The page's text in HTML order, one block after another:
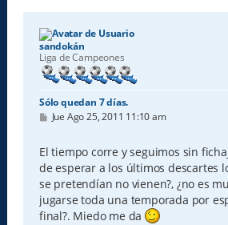
sandokán
Liga de Campeones
Sólo quedan 7 días.
M
s
a
j
e
Jue Ago 25, 2011 11:10 am
El tiempo corre y seguimos sin
de esperar a los últimos descartes
se pretendían no vienen?, ¿no es
jugarse toda una temporada por
final?. Miedo me da